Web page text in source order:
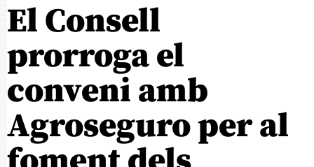
El Consell
prorroga el
conveni amb
Agroseguro per al